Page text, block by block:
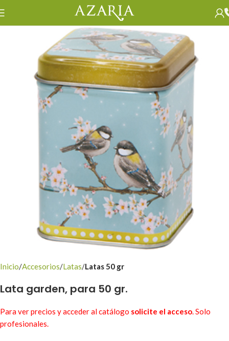
Inicio Accesorios Latas Latas 50 gr
Lata garden, para 50 gr.
Para ver precios y acceder al catálogo solicite el acceso. Solo
profesionales.